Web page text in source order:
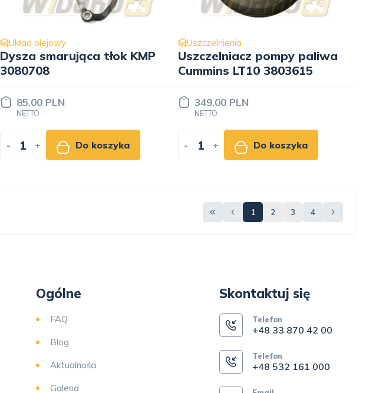
Układ olejowy
Dysza smarująca tłok KMP
3080708
85.00 PLN
NETTO
- + Do koszyka
Uszczelnienia
Uszczelniacz pompy paliwa
Cummins LT10 3803615
349.00 PLN
NETTO
- + Do koszyka
1 2 3 4
Ogólne
FAQ
Blog
Aktualności
Galeria
Skontaktuj się
Telefon
+48 33 870 42 00
Telefon
+48 532 161 000